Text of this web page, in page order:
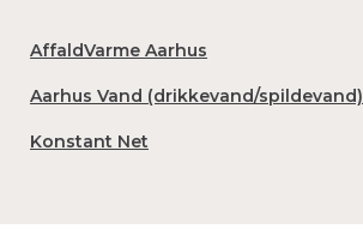
AffaldVarme Aarhus
Aarhus Vand (drikkevand/spildevand)
Konstant Net